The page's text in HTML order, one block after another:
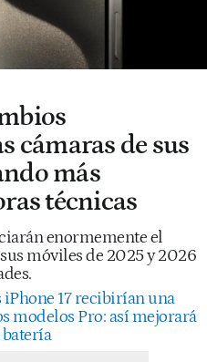
cámaras de sus
más
técnicas
enormemente el
móviles de 2025 y 2026
iPhone 17 recibirían una
modelos Pro: así mejorará
batería